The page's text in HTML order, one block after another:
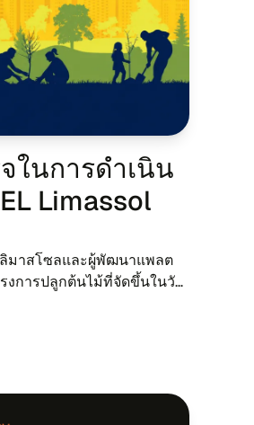
ใน​การ​ดำ​เนิน​
Limassol
มาส​โซล​และผู้​พัฒ​นา​แพลต​
ง​การ​ปลูก​ต้น​ไม้​ที่​จัด​ขึ้น​ใน​วัน​